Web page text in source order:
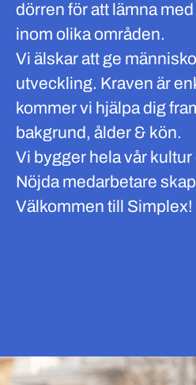
dörren för att lämna
inom olika områden.
Vi älskar att ge
utveckling. Kraven är
kommer vi hjälpa dig
bakgrund, ålder & kön.
Vi bygger hela vår
Nöjda medarbetare
Välkommen till Simplex!